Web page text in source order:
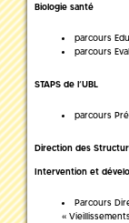
Biologie santé
parcours
parcours
STAPS de l’UBL
parcours
Direction des
Intervention et
Parcours
«